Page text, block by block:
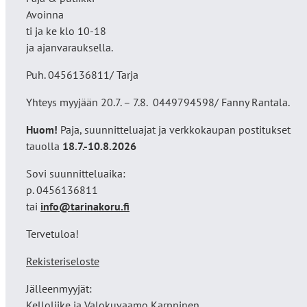
Avoinna
ti ja ke klo 10-18
ja ajanvarauksella.
Puh. 0456136811/ Tarja
Yhteys myyjään 20.7. – 7.8. 0449794598/ Fanny Rantala.
Huom! Paja, suunnitteluajat ja verkkokaupan postitukset
tauolla 18.7.-10.8.2026
Sovi suunnitteluaika:
p. 0456136811
tai info@tarinakoru.fi
Tervetuloa!
Rekisteriseloste
Jälleenmyyjät: